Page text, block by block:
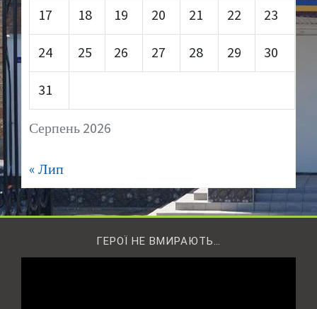
Серпень 2026
17 18 19 20 21 22 23
24 25 26 27 28 29 30
31
« Лип
ГЕРОЇ НЕ ВМИРАЮТЬ…